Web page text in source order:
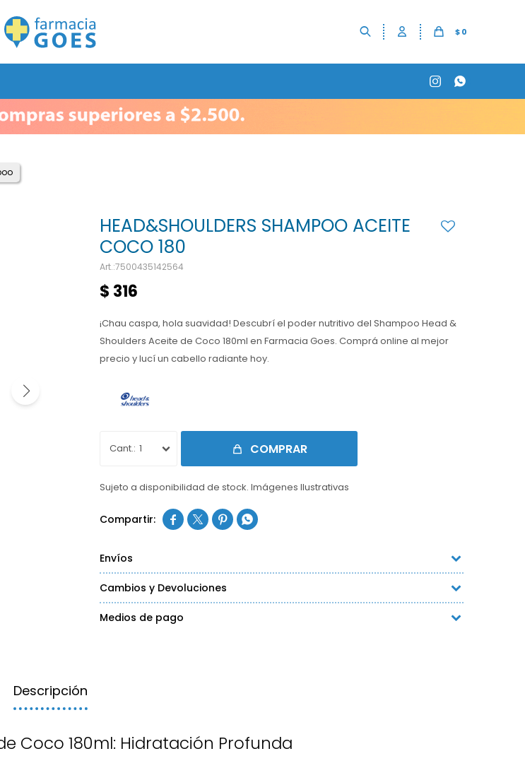
$0
 
HEAD&SHOULDERS SHAMPOO ACEITE
COCO 180
7500435142564
$ 316
¡Chau caspa, hola suavidad! Descubrí el poder nutritivo del Shampoo Head &
Shoulders Aceite de Coco 180ml en Farmacia Goes. Comprá online al mejor
precio y lucí un cabello radiante hoy.
1 COMPRAR
Sujeto a disponibilidad de stock. Imágenes Ilustrativas
   
Envíos
Cambios y Devoluciones
Medios de pago
Descripción
Coco 180ml: Hidratación Profunda